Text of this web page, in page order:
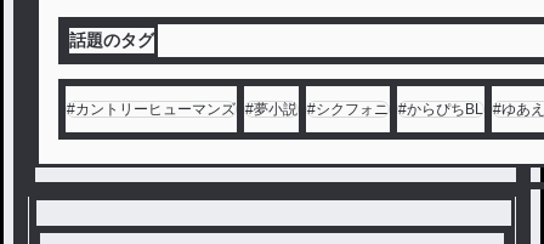
ね 笑
※ この物語は ノンフィクション では
ありません
話題のタグ
#カントリーヒューマンズ #夢小説 #シクフォニ #からぴちBL #ゆあ